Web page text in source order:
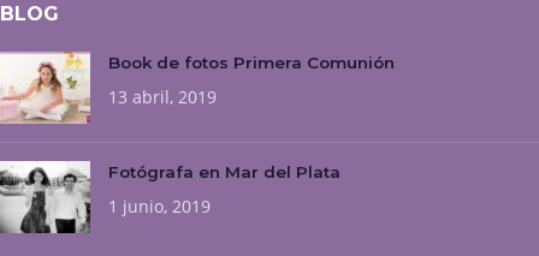
BLOG
Book de fotos Primera Comunión
13 abril, 2019
Fotógrafa en Mar del Plata
1 junio, 2019